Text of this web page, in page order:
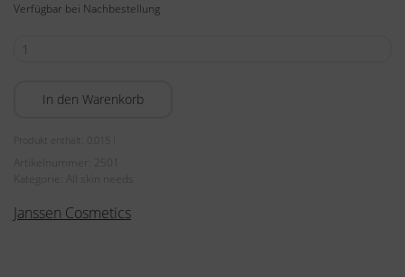
Verfügbar bei Nachbestellung
Good
Mask
In den Warenkorb
Produkt enthält: 0,015
Artikelnummer: 2501
Kategorie:
All skin needs
Janssen Cosmetics